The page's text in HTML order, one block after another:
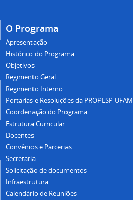
O Programa
Apresentação
Histórico do Programa
Objetivos
Regimento Geral
Regimento Interno
Portarias e Resoluções da PROPESP-UFAM
Coordenação do Programa
Estrutura Curricular
Docentes
Convênios e Parcerias
Secretaria
Solicitação de documentos
Infraestrutura
Calendário de Reuniões